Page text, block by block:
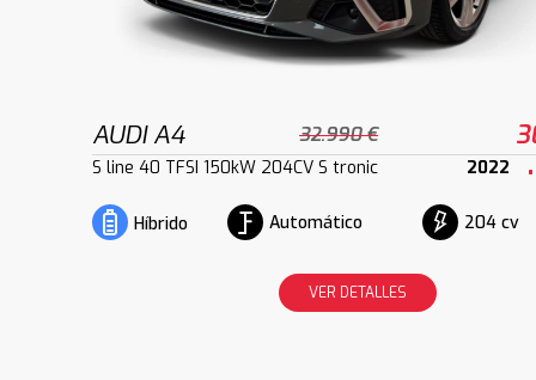
AUDI A4 32.990 €
S line 40 TFSI 150kW 204CV S tronic 2022
Híbrido Automático 204 cv
VER DETALLES